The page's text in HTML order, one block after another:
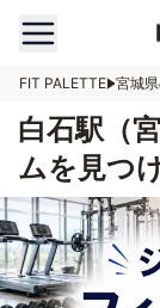
FIT PALETTE 宮城
白石駅（
ムを見つ